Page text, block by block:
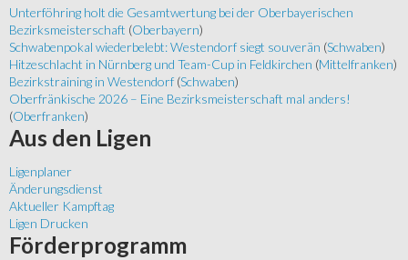
Unterföhring holt die Gesamtwertung bei der Oberbayerischen
Bezirksmeisterschaft (Oberbayern)
Schwabenpokal wiederbelebt: Westendorf siegt souverän (Schwaben)
Hitzeschlacht in Nürnberg und Team-Cup in Feldkirchen (Mittelfranken)
Bezirkstraining in Westendorf (Schwaben)
Oberfränkische 2026 – Eine Bezirksmeisterschaft mal anders!
(Oberfranken)
Aus den Ligen
Ligenplaner
Änderungsdienst
Aktueller Kampftag
Ligen Drucken
Förderprogramm